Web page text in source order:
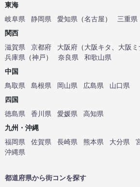
東海
岐阜県
静岡県 愛知県 （名古屋）
三重県
関西
滋賀県
京都府 大阪府 （大阪キタ 大阪ミ
兵庫県 （神戸） 奈良県
和歌山県
中国
鳥取県
島根県 岡山県 広島県
山口県
四国
徳島県
香川県 愛媛県
高知県
九州・沖縄
福岡県
佐賀県 長崎県 熊本県 大分県
沖縄県
都道府県から街コンを探す